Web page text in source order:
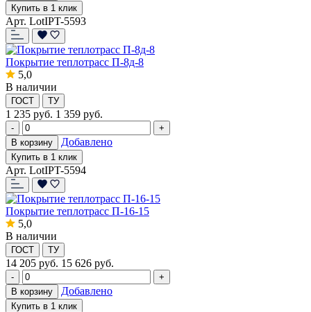
Купить в 1 клик
Арт. LotIPT-5593
Покрытие теплотрасс П-8д-8
5,0
В наличии
ГОСТ ТУ
1 235 руб. 1 359 руб.
-
+
В корзину
Добавлено
Купить в 1 клик
Арт. LotIPT-5594
Покрытие теплотрасс П-16-15
5,0
В наличии
ГОСТ ТУ
14 205 руб. 15 626 руб.
-
+
В корзину
Добавлено
Купить в 1 клик